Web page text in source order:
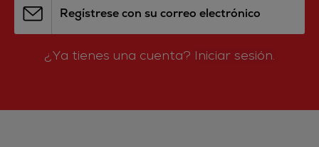
Regístrese con su correo electrónico
¿Ya tienes una cuenta? Iniciar sesión.